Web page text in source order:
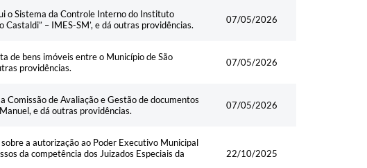
o Sistema da Controle Interno do Instituto
– IMES-SM’, e dá outras providências.
07/05/2026
de bens imóveis entre o Município de São
providências.
07/05/2026
Comissão de Avaliação e Gestão de documentos
e dá outras providências.
07/05/2026
a autorização ao Poder Executivo Municipal
da competência dos Juizados Especiais da
22/10/2025